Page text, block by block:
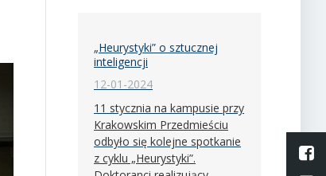
„Heurystyki” o sztucznej
inteligencji
12-01-2024
11 stycznia na kampusie przy
Krakowskim Przedmieściu
odbyło się kolejne spotkanie
z cyklu „Heurystyki”.